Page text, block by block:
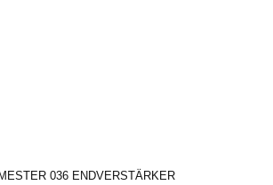
036 ENDVERSTÄRKER